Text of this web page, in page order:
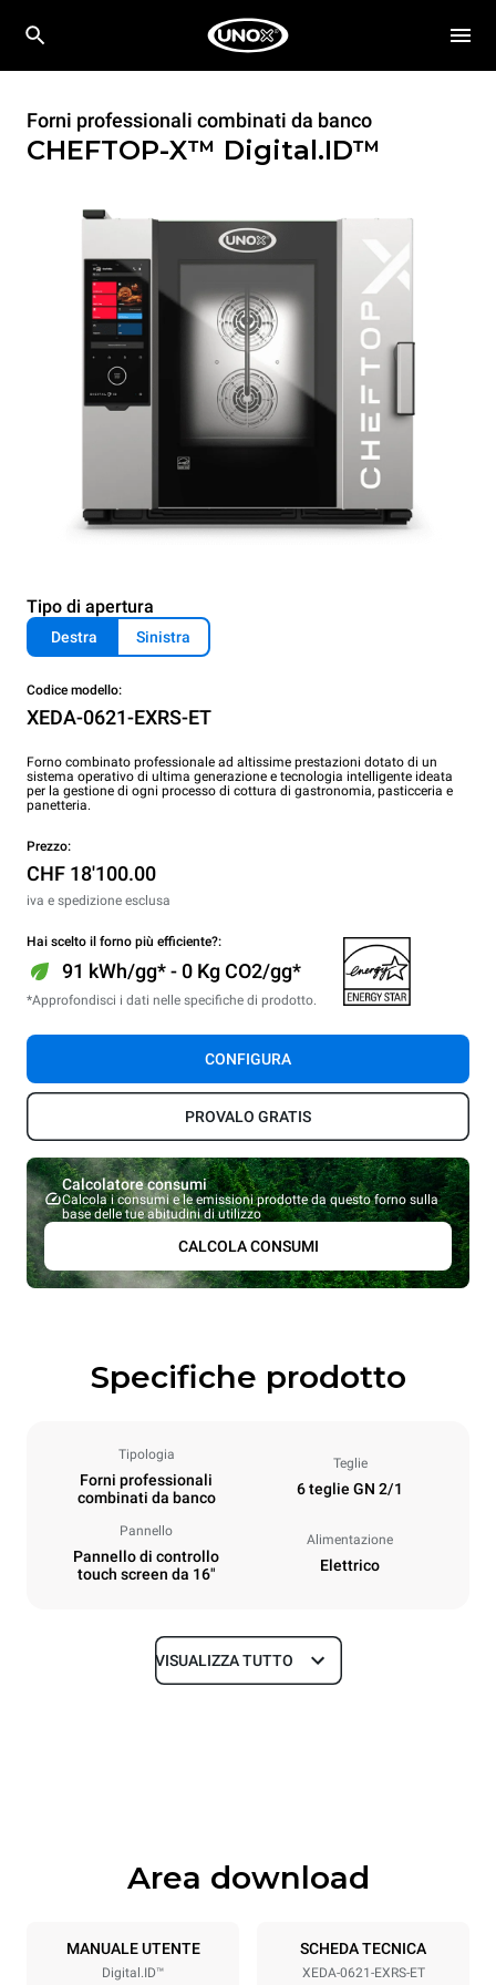
Forni professionali combinati da banco
CHEFTOP-X™ Digital.ID™
Tipo di apertura
Destra Sinistra
Codice modello:
XEDA-0621-EXRS-ET
Forno combinato professionale ad altissime prestazioni dotato di un
sistema operativo di ultima generazione e tecnologia intelligente ideata
per la gestione di ogni processo di cottura di gastronomia, pasticceria e
panetteria.
Prezzo:
CHF 18'100.00
iva e spedizione esclusa
Hai scelto il forno più efficiente?:
91 kWh/gg* - 0 Kg CO2/gg*
*Approfondisci i dati nelle specifiche di prodotto.
CONFIGURA
PROVALO GRATIS
Calcolatore consumi
Calcola i consumi e le emissioni prodotte da questo forno sulla
base delle tue abitudini di utilizzo
CALCOLA CONSUMI
Specifiche prodotto
Tipologia
Forni professionali
combinati da banco
Teglie
6 teglie GN 2/1
Pannello
Pannello di controllo
touch screen da 16"
Alimentazione
Elettrico
Dimensioni
Specifiche teglia
6 GN 2/1
Passo teglie
VISUALIZZA TUTTO
Area download
MANUALE UTENTE
Digital.ID™
SCHEDA TECNICA
XEDA-0621-EXRS-ET